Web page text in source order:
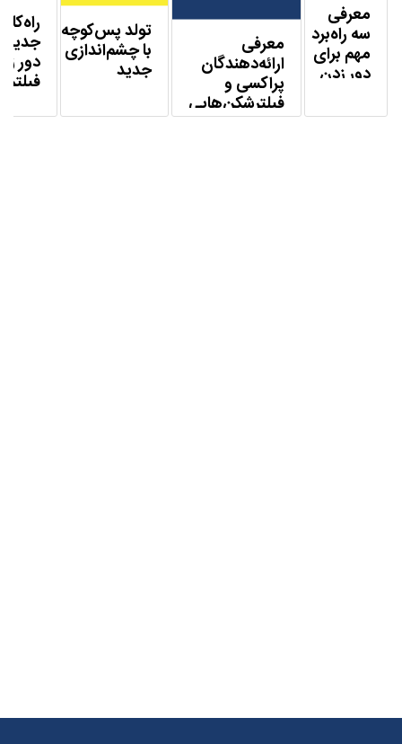
معرفی
سه راه‌برد‌
مهم برای
دور زدن
معرفی
ارائه‌دهندگان
پراکسی و
فیلترشکن‌هایی
که از «پراکسی
تولد پس‌کوچه
با چشم‌اندازی
جدید
جدید
دور